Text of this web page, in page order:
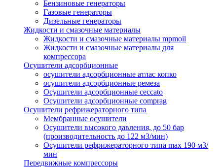
Бензиновые генераторы
Газовые генераторы
Дизельные генераторы
Жидкости и смазочные материалы
Жидкости и смазочные материалы mpmoil
Жидкости и смазочные материалы для
компрессора
Осушители адсорбционные
осушители адсорбционные атлас копко
осушители адсорбционные ремеза
Осушители адсорбционные ceccato
Осушители адсорбционные comprag
Осушители рефрижераторного типа
Мембранные осушители
Осушители высокого давления, до 50 бар
(производительность до 122 м3/мин)
Осушители рефрижераторного типа max 190 м3/
мин
Передвижные компрессоры